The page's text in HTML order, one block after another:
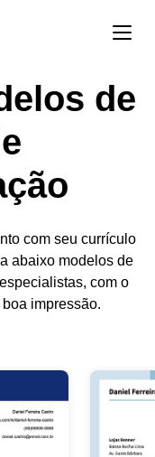
de
com seu currículo
abaixo modelos de
com o
impressão.